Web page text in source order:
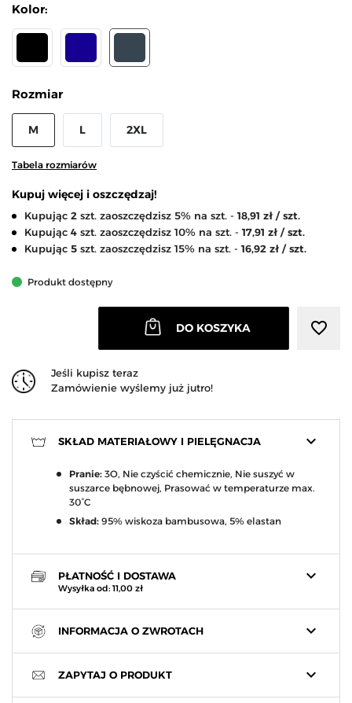
Kolor:
Rozmiar
M L 2XL
Tabela rozmiarów
Kupuj więcej i oszczędzaj!
Kupując 2 szt. zaoszczędzisz 5% na szt. - 18,91 zł / szt.
Kupując 4 szt. zaoszczędzisz 10% na szt. - 17,91 zł / szt.
Kupując 5 szt. zaoszczędzisz 15% na szt. - 16,92 zł / szt.
Produkt dostępny
DO KOSZYKA favorite_border
Jeśli kupisz teraz
Zamówienie wyślemy już jutro!
keyboard_arrow_down
SKŁAD MATERIAŁOWY I PIELĘGNACJA
Pranie: 3O, Nie czyścić chemicznie, Nie suszyć w
suszarce bębnowej, Prasować w temperaturze max.
30°C
Skład: 95% wiskoza bambusowa, 5% elastan
keyboard_arrow_down
PŁATNOŚĆ I DOSTAWA
Wysyłka od: 11,00 zł
keyboard_arrow_down
INFORMACJA O ZWROTACH
keyboard_arrow_down
ZAPYTAJ O PRODUKT